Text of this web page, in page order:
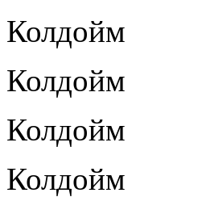
Колдойм
Колдойм
Колдойм
Колдойм